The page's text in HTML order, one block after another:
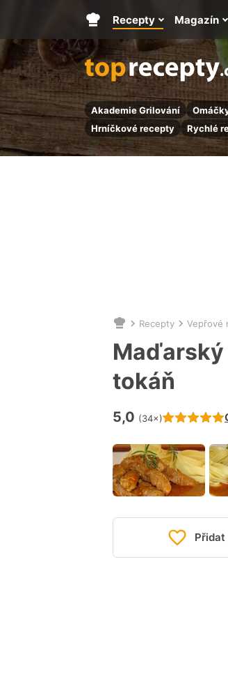
Akademie Grilování
Hrníčkové recepty
Rychlé
Hlavní
stránka
Recepty Magazín
Nacházíte
se
zde:
Recepty Vepřové
tokáň
Hodnocení receptu je
5,0 (34×)
Přidat